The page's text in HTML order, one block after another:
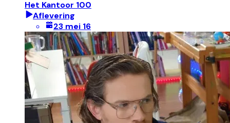
Het Kantoor 100
Aflevering
23 mei 16